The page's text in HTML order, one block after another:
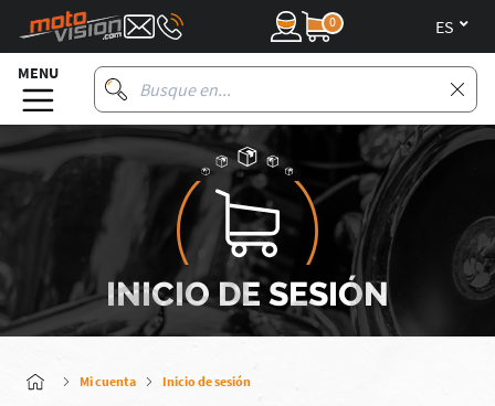
0
MENU
INICIO DE SESIÓN
Mi cuenta Inicio de sesión